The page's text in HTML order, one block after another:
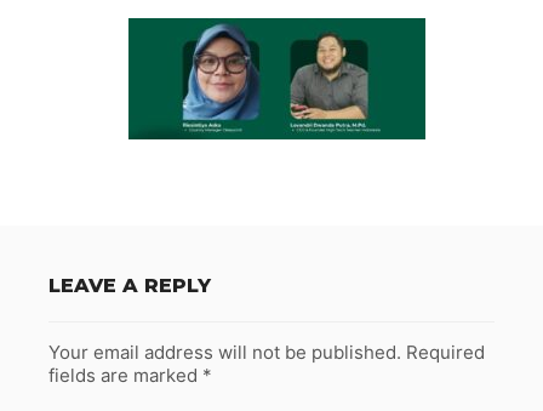
LEAVE A REPLY
Your email address will not be published. Required
fields are marked *